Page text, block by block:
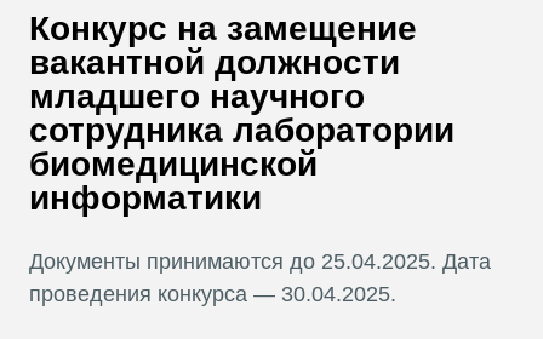
Т
Конкурс на замещение
вакантной должности
младшего научного
сотрудника лаборатории
биомедицинской
информатики
Документы принимаются до 25.04.2025. Дата
проведения конкурса — 30.04.2025.